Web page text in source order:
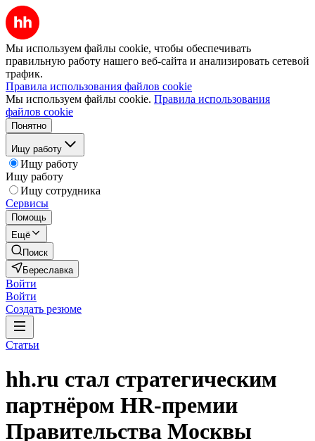
Мы используем файлы cookie, чтобы обеспечивать
правильную работу нашего веб-сайта и анализировать сетевой
трафик.
Правила использования файлов cookie
Мы используем файлы cookie. Правила использования
файлов cookie
Понятно
Ищу работу
Ищу работу
Ищу работу
Ищу сотрудника
Сервисы
Помощь
Ещё
Поиск
Береславка
Войти
Войти
Создать резюме
Статьи
hh.ru стал стратегическим
партнёром HR-премии
Правительства Москвы